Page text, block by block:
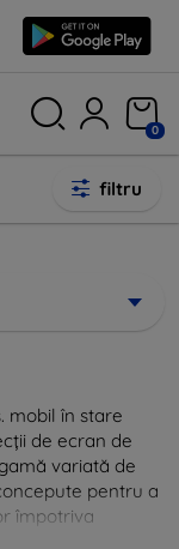
0
filtru
mobil în stare
de ecran de
variată de
pentru a
împotriva